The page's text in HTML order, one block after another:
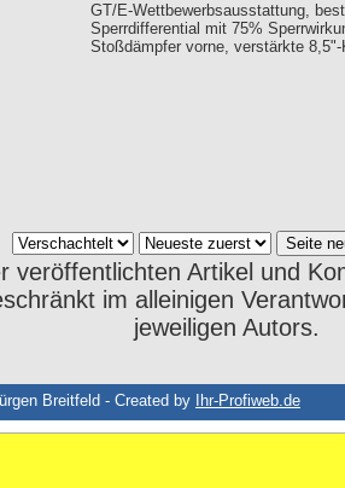
GT/E-Wettbewerbsausstattung,
Sperrdifferential mit 75%
Stoßdämpfer vorne, verstärkte 8,5"-
veröffentlichten Artikel und
im alleinigen
jeweiligen Autors.
Breitfeld - Created by Ihr-Profiweb.de